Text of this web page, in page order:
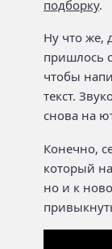
подборку.
Ну что же,
пришлось
чтобы
текст.
снова на
Конечно,
который
но и к